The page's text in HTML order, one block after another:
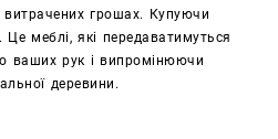
витрачених грошах. Купуючи
меблі, які передаватимуться
ваших рук і випромінюючи
деревини.